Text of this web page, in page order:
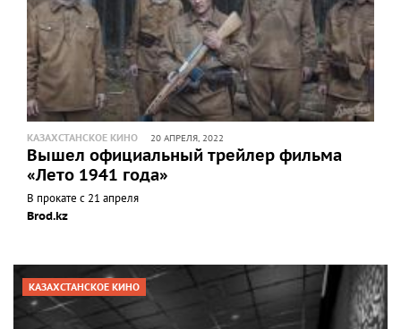
КАЗАХСТАНСКОЕ КИНО 20 АПРЕЛЯ, 2022
Вышел официальный трейлер фильма
«Лето 1941 года»
В прокате с 21 апреля
Brod.kz
КАЗАХСТАНСКОЕ КИНО